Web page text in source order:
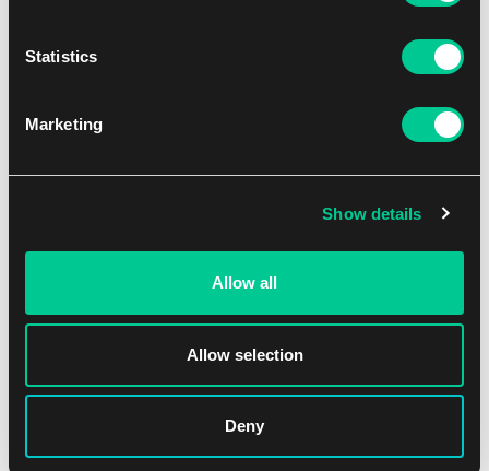
Statistics
Marketing
Show details
Allow all
Allow selection
Deny
Útočník se rychle vzpamatoval a soustředil se na Etratu.
Etrata se mu přizpůsobovala každým pohybem, dávala si
pozor, aby se udržela mezi postavou a ležícím Proftem.
Nakonec se postava zmateně zeptala: "Etrato?"